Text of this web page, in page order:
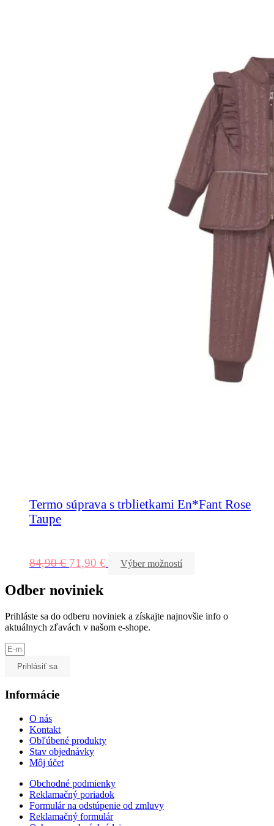
Termo súprava s trblietkami En*Fant Rose
Taupe
84,90€ 71,90 € Výber možností
Odber noviniek
Prihláste sa do odberu noviniek a získajte najnovšie info o
aktuálnych zľavách v našom e-shope.
Prihlásiť sa
Informácie
O nás
Kontakt
Obľúbené produkty
Stav objednávky
Môj účet
Obchodné podmienky
Reklamačný poriadok
Formulár na odstúpenie od zmluvy
Reklamačný formulár